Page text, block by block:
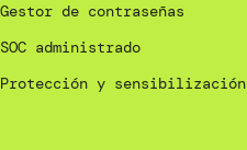
Gestor de contraseñas
SOC administrado
Protección y sensibilización